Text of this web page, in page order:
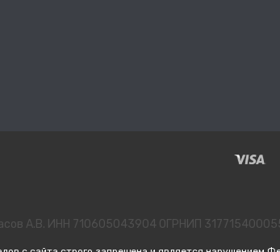
А.В. ИНН 710605043904 ОГРНИП